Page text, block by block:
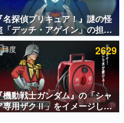
ージビュー数万以上！ などな
、電ファミ渾身の“殿堂入り”記
『名探偵プリキュア！』謎の怪
「デッチ・アゲイン」の担当
ャストは天﨑滉平さんと判
。『Re:ゼロから始める異世
生活』オットー役、『ヒプノ
スマイク』山田三郎役など
目度 2629
機動戦士ガンダム』の「シャ
専用ザクⅡ」をイメージした
水ホースリールが予約開始。